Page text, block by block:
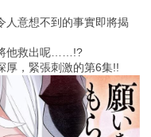
人意想不到的事實即將揭
他救出呢……!?
厚，緊張刺激的第6集!!